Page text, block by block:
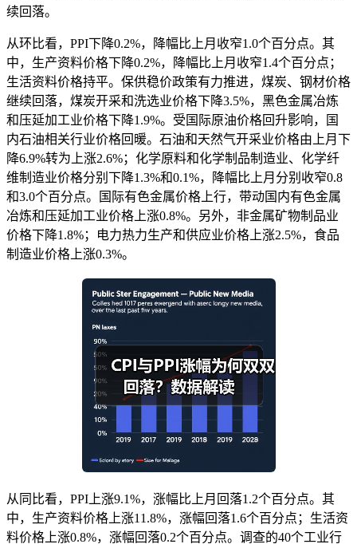
续回落。
从环比看，PPI下降0.2%，降幅比上月收窄1.0个百分点。其
中，生产资料价格下降0.2%，降幅比上月收窄1.4个百分点；
生活资料价格持平。保供稳价政策有力推进，煤炭、钢材价格
继续回落，煤炭开采和洗选业价格下降3.5%，黑色金属冶炼
和压延加工业价格下降1.9%。受国际原油价格回升影响，国
内石油相关行业价格回暖。石油和天然气开采业价格由上月下
降6.9%转为上涨2.6%；化学原料和化学制品制造业、化学纤
维制造业价格分别下降1.3%和0.1%，降幅比上月分别收窄0.8
和3.0个百分点。国际有色金属价格上行，带动国内有色金属
冶炼和压延加工业价格上涨0.8%。另外，非金属矿物制品业
价格下降1.8%；电力热力生产和供应业价格上涨2.5%，食品
制造业价格上涨0.3%。
从同比看，PPI上涨9.1%，涨幅比上月回落1.2个百分点。其
中，生产资料价格上涨11.8%，涨幅回落1.6个百分点；生活资
料价格上涨0.8%，涨幅回落0.2个百分点。调查的40个工业行